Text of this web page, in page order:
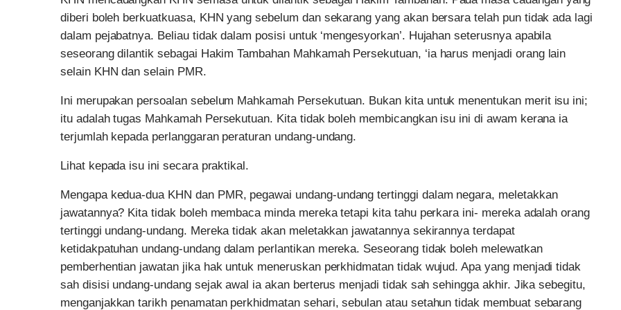
diberi boleh berkuatkuasa, KHN yang sebelum dan sekarang yang akan bersara telah pun tidak ada lagi
dalam pejabatnya. Beliau tidak dalam posisi untuk ‘mengesyorkan’. Hujahan seterusnya apabila
seseorang dilantik sebagai Hakim Tambahan Mahkamah Persekutuan, ‘ia harus menjadi orang lain
selain KHN dan selain PMR.
Ini merupakan persoalan sebelum Mahkamah Persekutuan. Bukan kita untuk menentukan merit isu ini;
itu adalah tugas Mahkamah Persekutuan. Kita tidak boleh membicangkan isu ini di awam kerana ia
terjumlah kepada perlanggaran peraturan undang-undang.
Lihat kepada isu ini secara praktikal.
Mengapa kedua-dua KHN dan PMR, pegawai undang-undang tertinggi dalam negara, meletakkan
jawatannya? Kita tidak boleh membaca minda mereka tetapi kita tahu perkara ini- mereka adalah orang
tertinggi undang-undang. Mereka tidak akan meletakkan jawatannya sekirannya terdapat
ketidakpatuhan undang-undang dalam perlantikan mereka. Seseorang tidak boleh melewatkan
pemberhentian jawatan jika hak untuk meneruskan perkhidmatan tidak wujud. Apa yang menjadi tidak
sah disisi undang-undang sejak awal ia akan berterus menjadi tidak sah sehingga akhir. Jika sebegitu,
menganjakkan tarikh penamatan perkhidmatan sehari, sebulan atau setahun tidak membuat sebarang